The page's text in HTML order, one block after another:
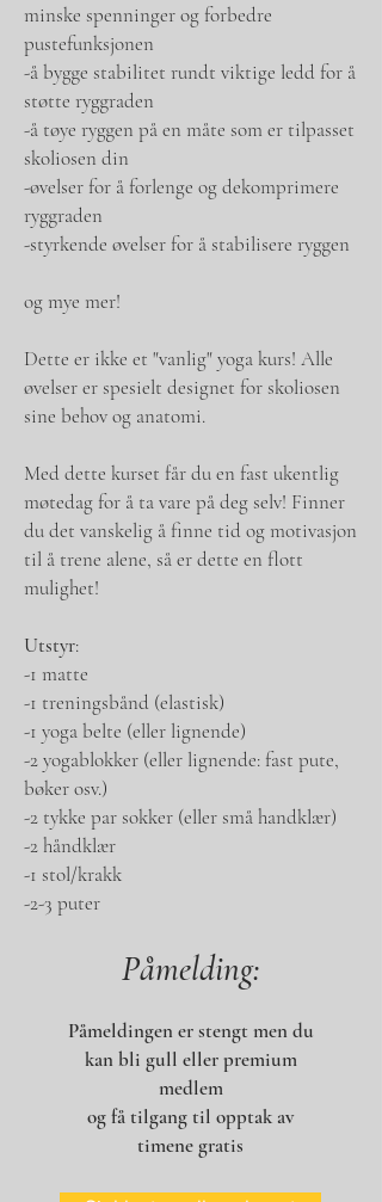
minske spenninger og forbedre
pustefunksjonen
-å bygge stabilitet rundt viktige ledd for å
støtte ryggraden
-å tøye ryggen på en måte som er tilpasset
skoliosen din
-øvelser for å forlenge og dekomprimere
ryggraden
-styrkende øvelser for å stabilisere ryggen
og mye mer!
Dette er ikke et "vanlig" yoga kurs! Alle
øvelser er spesielt designet for skoliosen
sine behov og anatomi.
Med dette kurset får du en fast ukentlig
møtedag for å ta vare på deg selv! Finner
du det vanskelig å finne tid og motivasjon
til å trene alene, så er dette en flott
mulighet!
Utstyr:
-1 matte
-1 treningsbånd (elastisk)
-1 yoga belte (eller lignende)
-2 yogablokker (eller lignende: fast pute,
bøker osv.)
-2 tykke par sokker (eller små handklær)
-2 håndklær
-1 stol/krakk
-2-3 puter
Påmelding:
Påmeldingen er stengt men du
kan bli gull eller premium
medlem
og få tilgang til opptak av
timene gratis